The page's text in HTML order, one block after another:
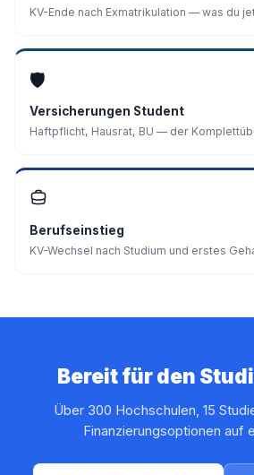
KV-Ende nach Exmatrikulation — was du
🛡️
Versicherungen Student
Haftpflicht, Hausrat, BU — der
Berufseinstieg
KV-Wechsel nach Studium und erstes
Bereit für den
Über 300 Hochschulen, 15
Finanzierungsoptionen auf